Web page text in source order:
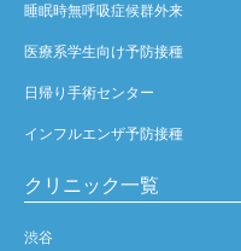
睡眠時無呼吸症候群外来
医療系学生向け予防接種
日帰り手術センター
インフルエンザ予防接種
クリニック一覧
渋谷